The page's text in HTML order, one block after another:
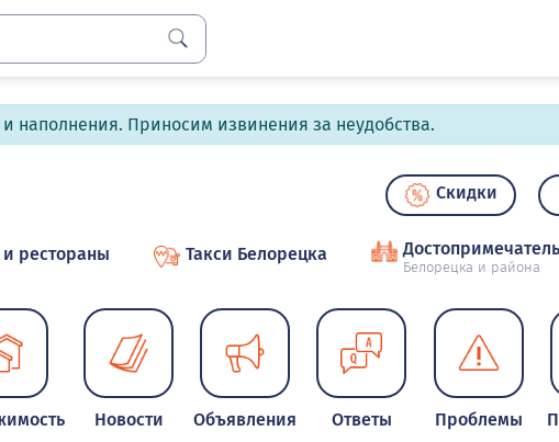
наполнения. Приносим извинения за неудобства.
Скидки
рестораны Такси Белорецка
Белорецка и района
Новости Объявления Ответы Проблемы